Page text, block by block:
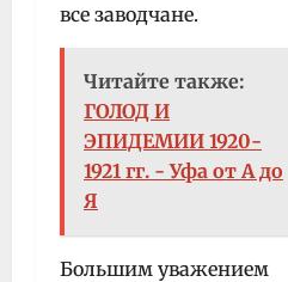
все заводчане.
Читайте также:
ГОЛОД И
ЭПИДЕМИИ 1920-
1921 гг. - Уфа от А до
Я
Большим уважением